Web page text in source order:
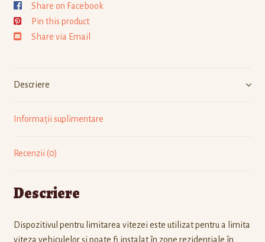
Share on Facebook
Pin this product
Share via Email
Descriere
Informații suplimentare
Recenzii (0)
Descriere
Dispozitivul pentru limitarea vitezei este utilizat pentru a limita
viteza vehiculelor și poate fi instalat în zone rezidențiale în